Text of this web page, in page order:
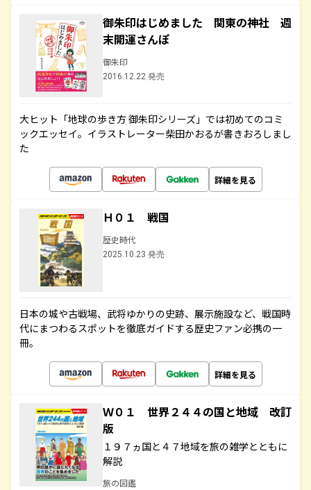
御朱印はじめました 関東の神社 週
末開運さんぽ
御朱印
2016.12.22 発売
大ヒット「地球の歩き方 御朱印シリーズ」では初めてのコミ
ックエッセイ。イラストレーター柴田かおるが書きおろしまし
た
詳細を見る
Ｈ０１ 戦国
歴史時代
2025.10.23 発売
日本の城や古戦場、武将ゆかりの史跡、展示施設など、戦国時
代にまつわるスポットを徹底ガイドする歴史ファン必携の一
冊。
詳細を見る
Ｗ０１ 世界２４４の国と地域 改訂
版
１９７ヵ国と４７地域を旅の雑学とともに
解説
旅の図鑑